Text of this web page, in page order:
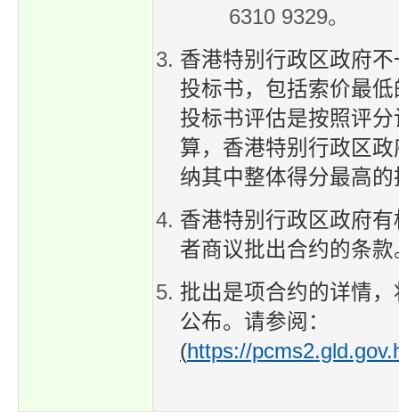
6310 9329。
香港特别行政区政府
投标书，包括索价最
投标书评估是按照评
算，香港特别行政区
纳其中整体得分最高
香港特别行政区政府
者商议批出合约的条款
批出是项合约的详情
公布。请参阅：
(https://